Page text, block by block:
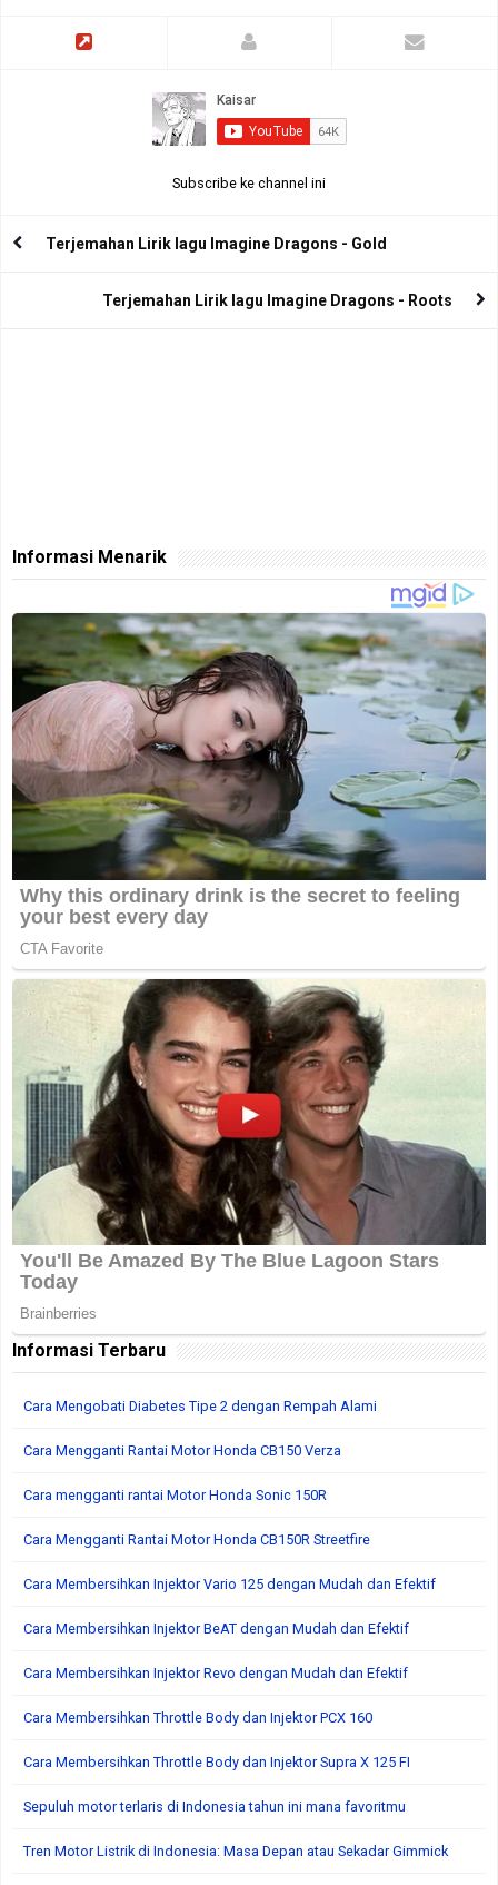
Subscribe ke channel ini
Terjemahan Lirik lagu Imagine Dragons - Gold
Terjemahan Lirik lagu Imagine Dragons - Roots
Informasi Menarik
Informasi Terbaru
Cara Mengobati Diabetes Tipe 2 dengan Rempah Alami
Cara Mengganti Rantai Motor Honda CB150 Verza
Cara mengganti rantai Motor Honda Sonic 150R
Cara Mengganti Rantai Motor Honda CB150R Streetfire
Cara Membersihkan Injektor Vario 125 dengan Mudah dan Efektif
Cara Membersihkan Injektor BeAT dengan Mudah dan Efektif
Cara Membersihkan Injektor Revo dengan Mudah dan Efektif
Cara Membersihkan Throttle Body dan Injektor PCX 160
Cara Membersihkan Throttle Body dan Injektor Supra X 125 FI
Sepuluh motor terlaris di Indonesia tahun ini mana favoritmu
Tren Motor Listrik di Indonesia: Masa Depan atau Sekadar Gimmick